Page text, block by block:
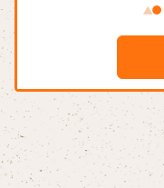
Bulbs Of Passion
B玉
Calme Adiction